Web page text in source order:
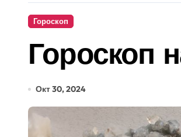
Гороскоп
Гороскоп
Окт 30, 2024